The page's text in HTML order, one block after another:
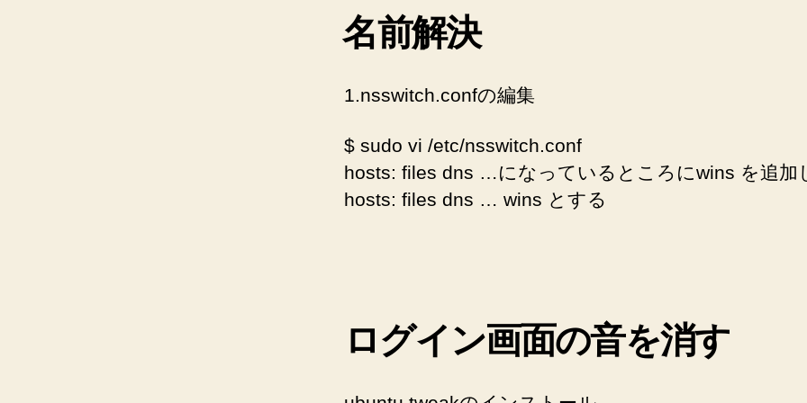
名前解決
1.nsswitch.confの編集
$ sudo vi /etc/nsswitch.conf
hosts: files dns …になっているところにwins を追加
hosts: files dns … wins とする
ログイン画面の音を消す